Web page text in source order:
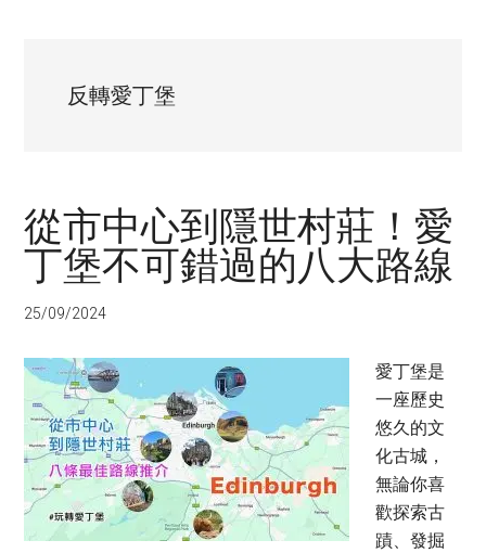
反轉愛丁堡
從市中心到隱世村莊！愛
丁堡不可錯過的八大路線
25/09/2024
愛丁堡是
一座歷史
悠久的文
化古城，
無論你喜
歡探索古
蹟、發掘